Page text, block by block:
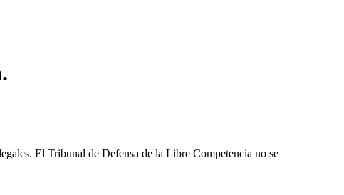
El Tribunal de Defensa de la Libre Competencia no se